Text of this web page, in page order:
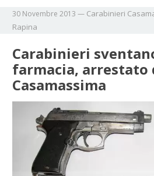
30 Novembre 2013 — Carabinieri
Rapina
Carabinieri
farmacia, arrestato
Casamassima